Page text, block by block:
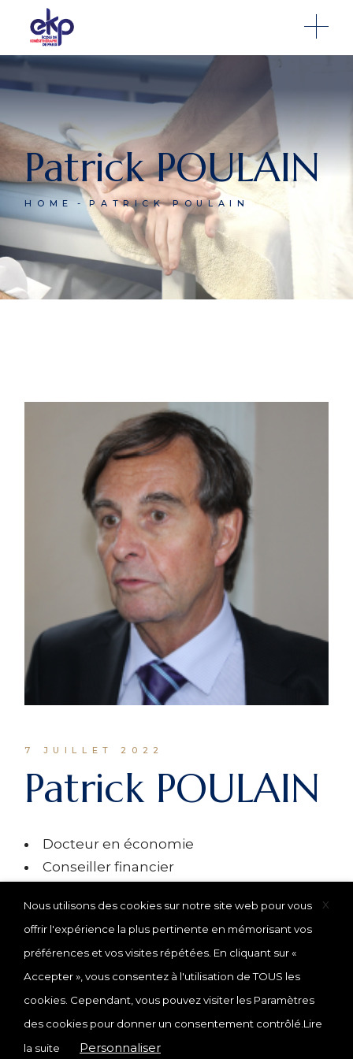
Patrick POULAIN
HOME PATRICK POULAIN
7 JUILLET 2022
Patrick POULAIN
Docteur en économie
Conseiller financier
© 2025 EKP, École de Kinésithérapie de Paris
X
Nous utilisons des cookies sur notre site web pour vous
offrir l'expérience la plus pertinente en mémorisant vos
préférences et vos visites répétées. En cliquant sur «
Accepter », vous consentez à l'utilisation de TOUS les
cookies. Cependant, vous pouvez visiter les Paramètres
des cookies pour donner un consentement contrôlé. Lire
la suite
Personnaliser